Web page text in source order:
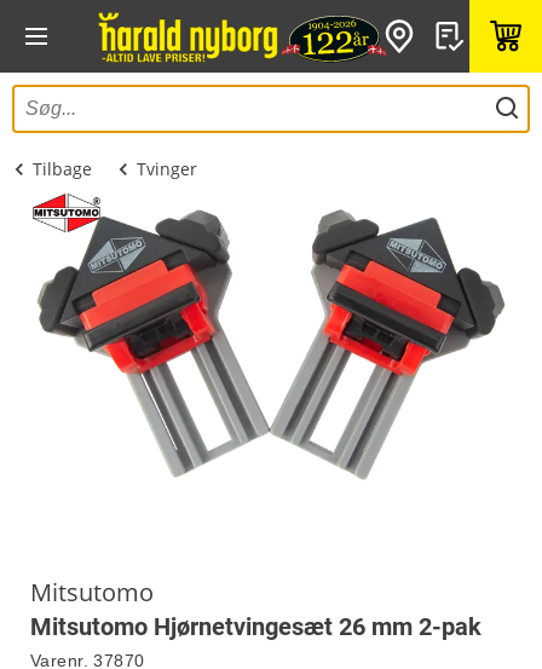
Tilbage Tvinger
Mitsutomo
Mitsutomo Hjørnetvingesæt 26 mm 2-pak
Varenr. 37870